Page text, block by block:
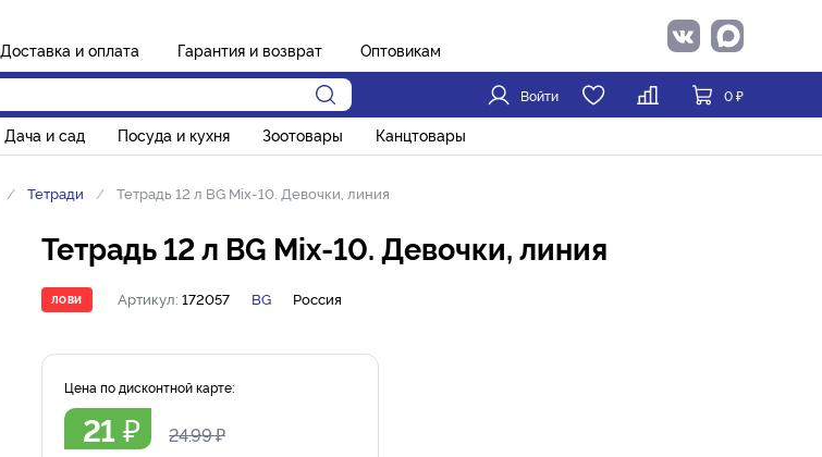
Войти 0₽
Доставка и оплата Гарантия и возврат Оптовикам
Дача и сад Посуда и кухня Зоотовары Канцтовары
Тетради Тетрадь 12 л BG Mix-10. Девочки, линия
Тетрадь 12 л BG Mix-10. Девочки, линия
ЛОВИ Артикул: 172057 BG Россия
Цена по дисконтной карте:
21 ₽ 24.99₽